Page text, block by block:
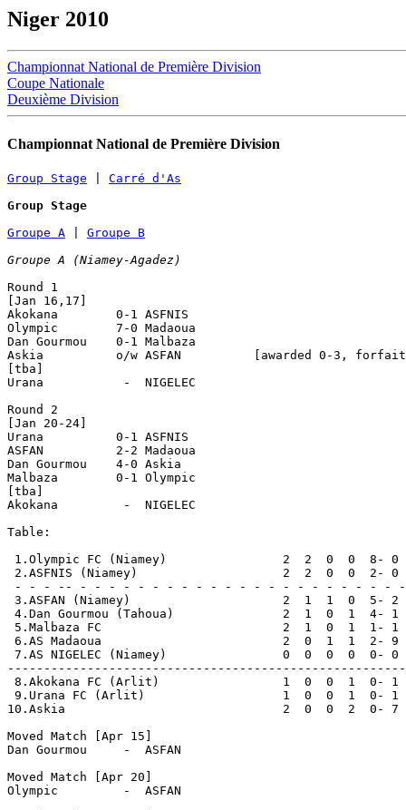
Niger 2010
Championnat National de Première Division
Coupe Nationale
Deuxième Division
Championnat National de Première Division
Group Stage
Carré d'As
Group Stage
Groupe A
Groupe B
Groupe A (Niamey-Agadez)
Round 1
[Jan 16,17]
Akokana        0-1 ASFNIS
Olympic        7-0 Madaoua
Dan Gourmou    0-1 Malbaza
Askia          o/w ASFAN          [awarded 0-3, forfait
[tba]
Urana           -  NIGELEC
Round 2
[Jan 20-24]
Urana          0-1 ASFNIS
ASFAN          2-2 Madaoua
Dan Gourmou    4-0 Askia
Malbaza        0-1 Olympic
[tba]
Akokana         -  NIGELEC
Table:
1.Olympic FC (Niamey)                2  2  0  0  8- 0
2.ASFNIS (Niamey)                    2  2  0  0  2- 0
- - - -- - - - - - - - - - - - - - - - - - - - - - -
3.ASFAN (Niamey)                     2  1  1  0  5- 2
4.Dan Gourmou (Tahoua)               2  1  0  1  4- 1
5.Malbaza FC                         2  1  0  1  1- 1
6.AS Madaoua                         2  0  1  1  2- 9
7.AS NIGELEC (Niamey)                0  0  0  0  0- 0
8.Akokana FC (Arlit)                 1  0  0  1  0- 1
9.Urana FC (Arlit)                   1  0  0  1  0- 1
10.Askia                              2  0  0  2  0- 7
Moved Match [Apr 15]
Dan Gourmou     -  ASFAN
Moved Match [Apr 20]
Olympic         -  ASFAN